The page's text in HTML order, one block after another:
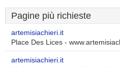
Pagine più richieste
artemisiachieri.it
Place Des Lices -
artemisiachieri.it